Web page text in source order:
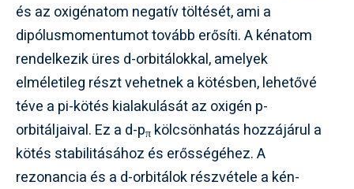
és az oxigénatom negatív töltését, ami a
dipólusmomentumot tovább erősíti. A kénatom
rendelkezik üres d-orbitálokkal, amelyek
elméletileg részt vehetnek a kötésben, lehetővé
téve a pi-kötés kialakulását az oxigén p-
orbitáljaival. Ez a d-pπ kölcsönhatás hozzájárul a
kötés stabilitásához és erősségéhez. A
rezonancia és a d-orbitálok részvétele a kén-